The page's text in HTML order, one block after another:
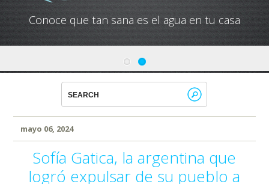
Conoce que tan sana es el agua en tu casa
mayo 06, 2024
Sofía Gatica, la argentina que
logró expulsar de su pueblo a